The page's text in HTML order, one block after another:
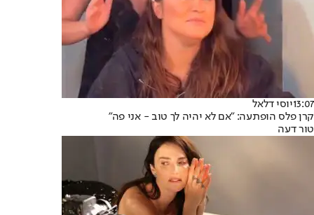
13:07יוסי דלאל
קרן פלס הופתעה: "אם לא יהיה לך טוב - אני פה"
טור דעה